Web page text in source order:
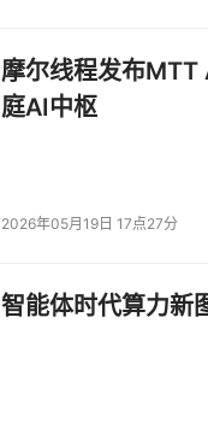
摩尔线程发布MTT
庭AI中枢
2026年05月19日 17点27分
智能体时代算力新